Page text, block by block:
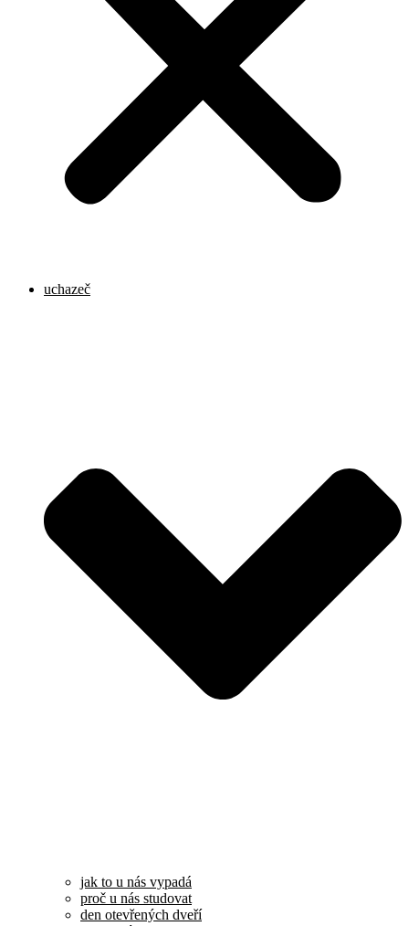
uchazeč
jak to u nás vypadá
proč u nás studovat
den otevřených dveří